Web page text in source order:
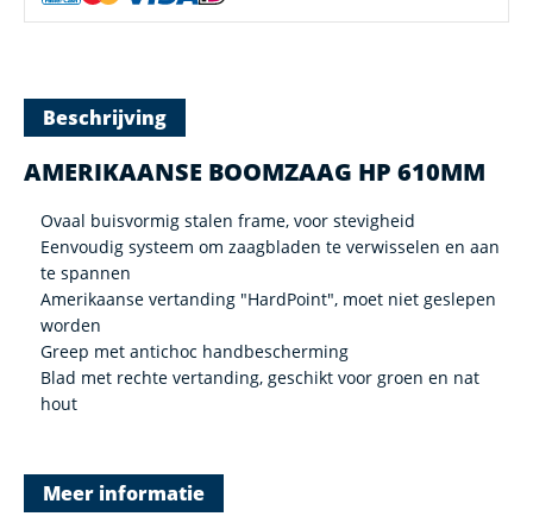
Beschrijving
AMERIKAANSE BOOMZAAG HP 610MM
Ovaal buisvormig stalen frame, voor stevigheid
Eenvoudig systeem om zaagbladen te verwisselen en aan
te spannen
Amerikaanse vertanding "HardPoint", moet niet geslepen
worden
Greep met antichoc handbescherming
Blad met rechte vertanding, geschikt voor groen en nat
hout
Meer informatie